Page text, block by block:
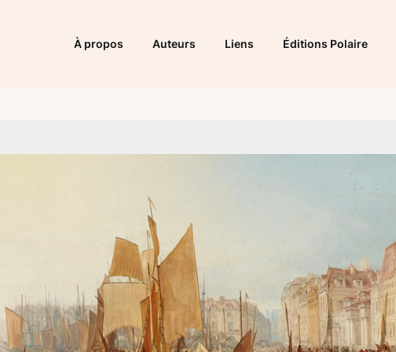
À propos Auteurs Liens Éditions Polaire